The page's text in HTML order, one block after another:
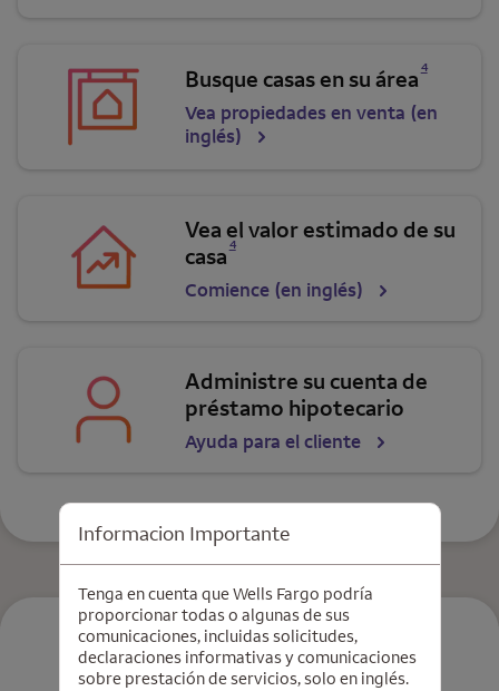
Busque casas en su área 4
Vea propiedades en venta (en
inglés)
Vea el valor estimado de su
casa
Se abre una modalidad para nota al pie
4
Comience (en inglés)
Administre su cuenta de
préstamo hipotecario
Ayuda para el cliente
Informacion Importante
Tenga en cuenta que Wells Fargo podría
proporcionar todas o algunas de sus
comunicaciones, incluidas solicitudes,
declaraciones informativas y comunicaciones
sobre prestación de servicios, solo en inglés.